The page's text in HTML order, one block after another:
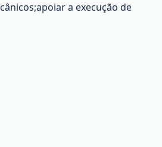
a execução de